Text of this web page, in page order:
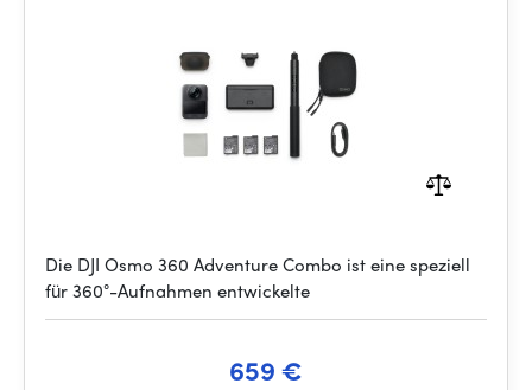
Die DJI Osmo 360 Adventure Combo ist eine speziell
für 360°-Aufnahmen entwickelte
659 €